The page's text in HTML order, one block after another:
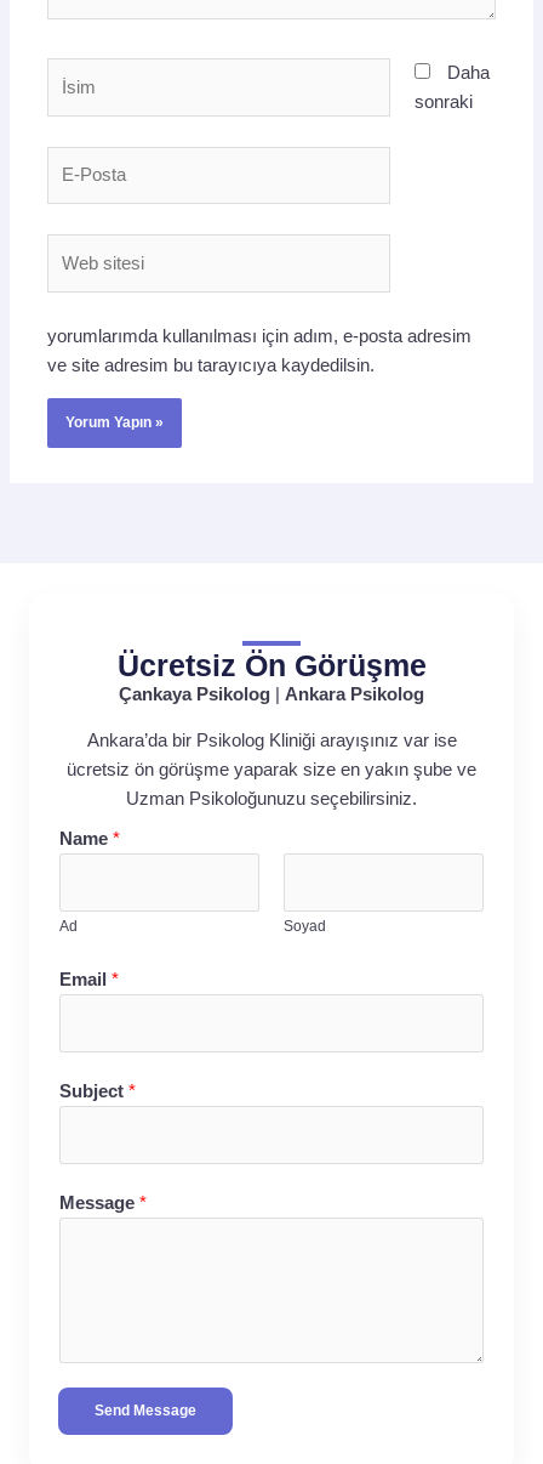
Daha
sonraki
yorumlarımda kullanılması için adım, e-posta adresim
ve site adresim bu tarayıcıya kaydedilsin.
Ücretsiz Ön Görüşme
Çankaya Psikolog Ankara Psikolog
Ankara’da bir Psikolog Kliniği arayışınız var ise
ücretsiz ön görüşme yaparak size en yakın şube ve
Uzman Psikoloğunuzu seçebilirsiniz.
Name *
Ad Soyad
Email *
Subject *
Message *
Send Message